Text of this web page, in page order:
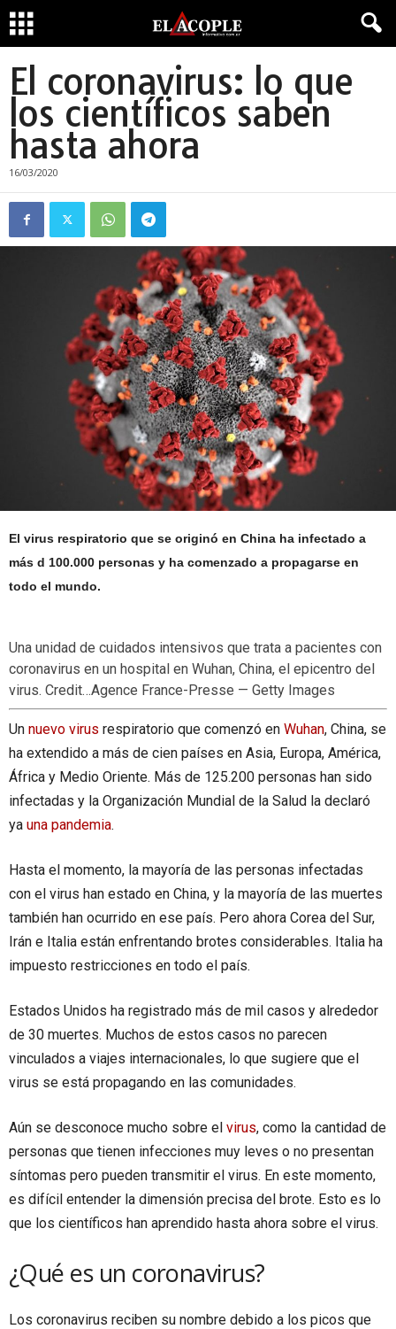
El coronavirus: lo que
los científicos saben
hasta ahora
16/03/2020
El virus respiratorio que se originó en China ha infectado a
más d 100.000 personas y ha comenzado a propagarse en
todo el mundo.
Una unidad de cuidados intensivos que trata a pacientes con
coronavirus en un hospital en Wuhan, China, el epicentro del
virus. Credit…Agence France-Presse — Getty Images
Un nuevo virus respiratorio que comenzó en Wuhan, China, se
ha extendido a más de cien países en Asia, Europa, América,
África y Medio Oriente. Más de 125.200 personas han sido
infectadas y la Organización Mundial de la Salud la declaró
ya una pandemia.
Hasta el momento, la mayoría de las personas infectadas
con el virus han estado en China, y la mayoría de las muertes
también han ocurrido en ese país. Pero ahora Corea del Sur,
Irán e Italia están enfrentando brotes considerables. Italia ha
impuesto restricciones en todo el país.
Estados Unidos ha registrado más de mil casos y alrededor
de 30 muertes. Muchos de estos casos no parecen
vinculados a viajes internacionales, lo que sugiere que el
virus se está propagando en las comunidades.
Aún se desconoce mucho sobre el virus, como la cantidad de
personas que tienen infecciones muy leves o no presentan
síntomas pero pueden transmitir el virus. En este momento,
es difícil entender la dimensión precisa del brote. Esto es lo
que los científicos han aprendido hasta ahora sobre el virus.
¿Qué es un coronavirus?
Los coronavirus reciben su nombre debido a los picos que